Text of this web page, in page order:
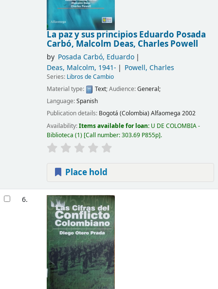
La paz y sus principios Eduardo Posada
Carbó, Malcolm Deas, Charles Powell
by Posada Carbó, Eduardo
Deas, Malcolm, 1941- Powell, Charles
Series: Libros de Cambio
Material type:
Text; Audience:General;
Language:Spanish
Publication details: Bogotá (Colombia) Alfaomega 2002
Availability:Items available for loan: U DE COLOMBIA -
Biblioteca (1) Call number:303.69 P855p .
Place hold
6.